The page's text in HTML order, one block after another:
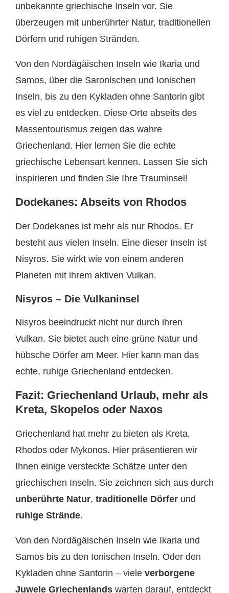
unbekannte griechische Inseln vor. Sie
überzeugen mit unberührter Natur, traditionellen
Dörfern und ruhigen Stränden.
Von den Nordägäischen Inseln wie Ikaria und
Samos, über die Saronischen und Ionischen
Inseln, bis zu den Kykladen ohne Santorin gibt
es viel zu entdecken. Diese Orte abseits des
Massentourismus zeigen das wahre
Griechenland. Hier lernen Sie die echte
griechische Lebensart kennen. Lassen Sie sich
inspirieren und finden Sie Ihre Trauminsel!
Dodekanes: Abseits von Rhodos
Der Dodekanes ist mehr als nur Rhodos. Er
besteht aus vielen Inseln. Eine dieser Inseln ist
Nisyros. Sie wirkt wie von einem anderen
Planeten mit ihrem aktiven Vulkan.
Nisyros – Die Vulkaninsel
Nisyros beeindruckt nicht nur durch ihren
Vulkan. Sie bietet auch eine grüne Natur und
hübsche Dörfer am Meer. Hier kann man das
echte, ruhige Griechenland entdecken.
Fazit: Griechenland Urlaub, mehr als
Kreta, Skopelos oder Naxos
Griechenland hat mehr zu bieten als Kreta,
Rhodos oder Mykonos. Hier präsentieren wir
Ihnen einige versteckte Schätze unter den
griechischen Inseln. Sie zeichnen sich aus durch
unberührte Natur, traditionelle Dörfer und
ruhige Strände.
Von den Nordägäischen Inseln wie Ikaria und
Samos bis zu den Ionischen Inseln. Oder den
Kykladen ohne Santorin – viele verborgene
Juwele Griechenlands warten darauf, entdeckt